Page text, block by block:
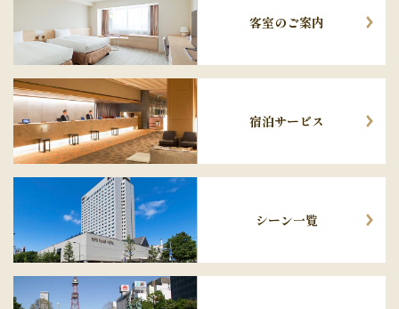
客室のご案内
宿泊サービス
シーン一覧